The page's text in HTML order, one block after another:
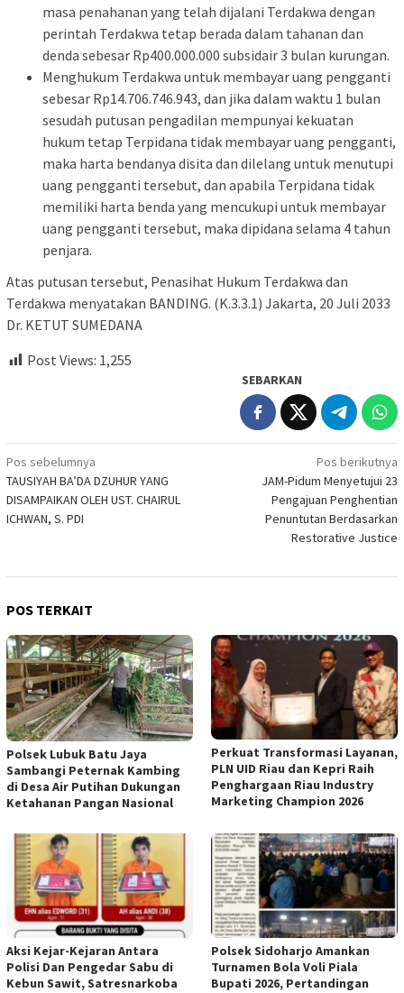
masa penahanan yang telah dijalani Terdakwa dengan
perintah Terdakwa tetap berada dalam tahanan dan
denda sebesar Rp400.000.000 subsidair 3 bulan kurungan.
Menghukum Terdakwa untuk membayar uang pengganti
sebesar Rp14.706.746.943, dan jika dalam waktu 1 bulan
sesudah putusan pengadilan mempunyai kekuatan
hukum tetap Terpidana tidak membayar uang pengganti,
maka harta bendanya disita dan dilelang untuk menutupi
uang pengganti tersebut, dan apabila Terpidana tidak
memiliki harta benda yang mencukupi untuk membayar
uang pengganti tersebut, maka dipidana selama 4 tahun
penjara.
Atas putusan tersebut, Penasihat Hukum Terdakwa dan
Terdakwa menyatakan BANDING. (K.3.3.1) Jakarta, 20 Juli 2033
Dr. KETUT SUMEDANA
Post Views: 1,255
SEBARKAN
Navigasi
pos
Pos sebelumnya
TAUSIYAH BA’DA DZUHUR YANG
DISAMPAIKAN OLEH UST. CHAIRUL
ICHWAN, S. PDI
Pos berikutnya
JAM-Pidum Menyetujui 23
Pengajuan Penghentian
Penuntutan Berdasarkan
Restorative Justice
POS TERKAIT
Polsek Lubuk Batu Jaya
Sambangi Peternak Kambing
di Desa Air Putihan Dukungan
Ketahanan Pangan Nasional
Perkuat Transformasi Layanan,
PLN UID Riau dan Kepri Raih
Penghargaan Riau Industry
Marketing Champion 2026
Aksi Kejar-Kejaran Antara
Polisi Dan Pengedar Sabu di
Kebun Sawit, Satresnarkoba
Polsek Sidoharjo Amankan
Turnamen Bola Voli Piala
Bupati 2026, Pertandingan